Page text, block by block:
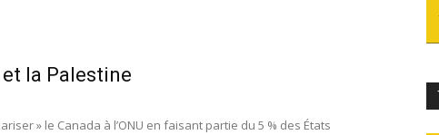
la Palestine
» le Canada à l’ONU en faisant partie du 5 % des États